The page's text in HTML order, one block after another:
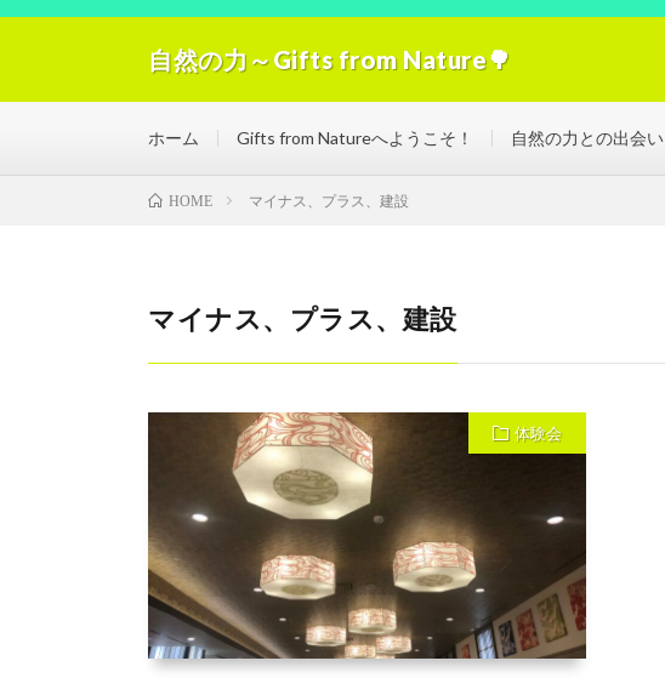
自然の力～Gifts from Nature🌳
ホーム Gifts from Natureへようこそ！ 自然の力との出会い
HOME マイナス、プラス、建設
マイナス、プラス、建設
体験会